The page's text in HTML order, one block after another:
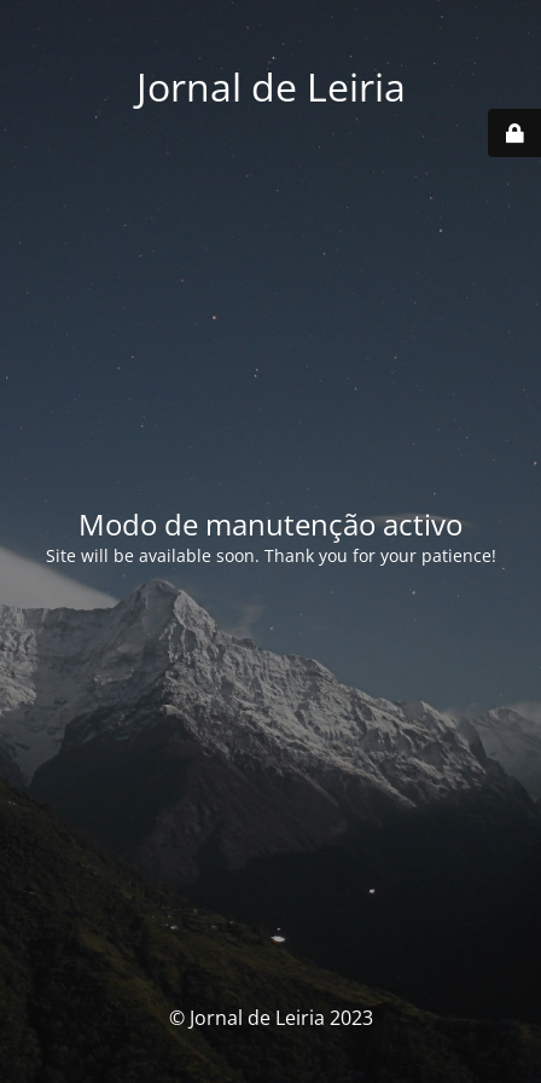
Jornal de Leiria
Modo de manutenção activo
Site will be available soon. Thank you for your patience!
© Jornal de Leiria 2023